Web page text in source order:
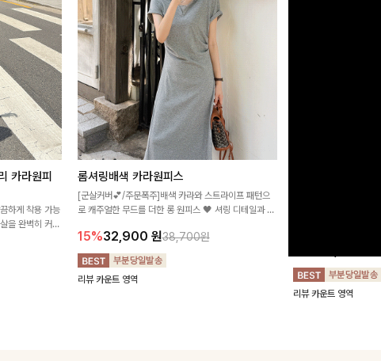
카라원피
하게 착용 가능
을 완벽히 커버
롬셔링배색 카라원피스
[군살커버💕/주문폭주]배색 카라와 스트라이프 패턴으
로 캐주얼한 무드를 더한 롱 원피스 🖤 셔링 디테일과 쫀
15%32,900 원38,700원
리뷰 카운트 영역
리뷰 카운트 영역